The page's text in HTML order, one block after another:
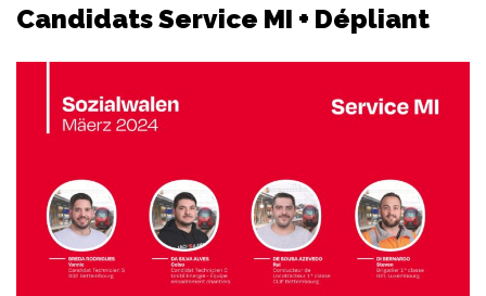
Candidats Service MI + Dépliant